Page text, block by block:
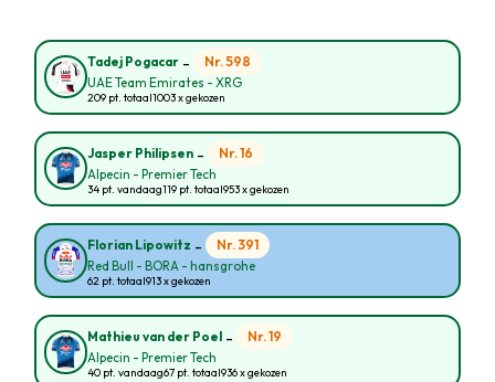
Tadej Pogacar - Nr. 598
UAE Team Emirates - XRG
209 pt. totaal1003 x gekozen
Jasper Philipsen - Nr. 16
Alpecin - Premier Tech
34 pt. vandaag119 pt. totaal953 x gekozen
Florian Lipowitz - Nr. 391
Red Bull - BORA - hansgrohe
62 pt. totaal913 x gekozen
Mathieu van der Poel - Nr. 19
Alpecin - Premier Tech
40 pt. vandaag67 pt. totaal936 x gekozen